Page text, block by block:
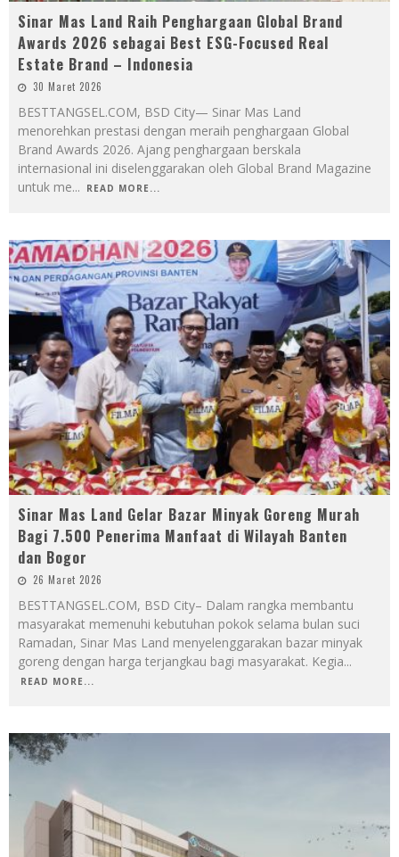
Sinar Mas Land Raih Penghargaan Global Brand
Awards 2026 sebagai Best ESG-Focused Real
Estate Brand – Indonesia
30 Maret 2026
BESTTANGSEL.COM, BSD City— Sinar Mas Land
menorehkan prestasi dengan meraih penghargaan Global
Brand Awards 2026. Ajang penghargaan berskala
internasional ini diselenggarakan oleh Global Brand Magazine
untuk me... READ MORE...
Sinar Mas Land Gelar Bazar Minyak Goreng Murah
Bagi 7.500 Penerima Manfaat di Wilayah Banten
dan Bogor
26 Maret 2026
BESTTANGSEL.COM, BSD City– Dalam rangka membantu
masyarakat memenuhi kebutuhan pokok selama bulan suci
Ramadan, Sinar Mas Land menyelenggarakan bazar minyak
goreng dengan harga terjangkau bagi masyarakat. Kegia...
READ MORE...